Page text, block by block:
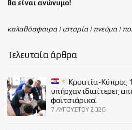
θα είναι ανώνυμο!
καλαθόσφαιρα | ιστορία | πνεύμα |
Τελευταία άρθρα
Κροατία-Κύπρος
υπήρχαν ιδιαίτερες
φοϊτσιάρικο!
7 ΑΥΓΟΎΣΤΟΥ 2026